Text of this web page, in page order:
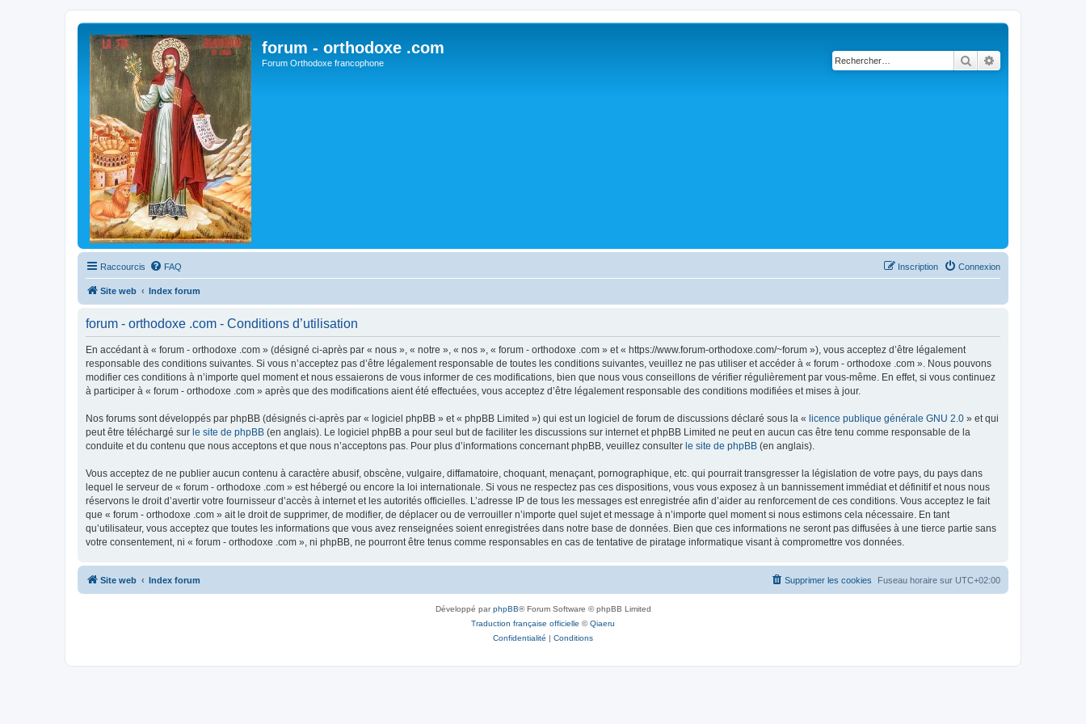
forum - orthodoxe .com
Forum Orthodoxe francophone Rechercher
Raccourcis FAQ Connexion
Inscription
Site web Index forum
forum - orthodoxe .com - Conditions d’utilisation
En accédant à « forum - orthodoxe .com » (désigné ci-après par « nous », « notre », « nos », « forum - orthodoxe .com » et « https://www.forum-orthodoxe.com/~forum »), vous acceptez d’être légalement
responsable des conditions suivantes. Si vous n’acceptez pas d’être légalement responsable de toutes les conditions suivantes, veuillez ne pas utiliser et accéder à « forum - orthodoxe .com ». Nous pouvons
modifier ces conditions à n’importe quel moment et nous essaierons de vous informer de ces modifications, bien que nous vous conseillons de vérifier régulièrement par vous-même. En effet, si vous continuez
à participer à « forum - orthodoxe .com » après que des modifications aient été effectuées, vous acceptez d’être légalement responsable des conditions modifiées et mises à jour.
Nos forums sont développés par phpBB (désignés ci-après par « logiciel phpBB » et « phpBB Limited ») qui est un logiciel de forum de discussions déclaré sous la « licence publique générale GNU 2.0 » et qui
peut être téléchargé sur le site de phpBB (en anglais). Le logiciel phpBB a pour seul but de faciliter les discussions sur internet et phpBB Limited ne peut en aucun cas être tenu comme responsable de la
conduite et du contenu que nous acceptons et que nous n’acceptons pas. Pour plus d’informations concernant phpBB, veuillez consulter le site de phpBB (en anglais).
Vous acceptez de ne publier aucun contenu à caractère abusif, obscène, vulgaire, diffamatoire, choquant, menaçant, pornographique, etc. qui pourrait transgresser la législation de votre pays, du pays dans
lequel le serveur de « forum - orthodoxe .com » est hébergé ou encore la loi internationale. Si vous ne respectez pas ces dispositions, vous vous exposez à un bannissement immédiat et définitif et nous nous
réservons le droit d’avertir votre fournisseur d’accès à internet et les autorités officielles. L’adresse IP de tous les messages est enregistrée afin d’aider au renforcement de ces conditions. Vous acceptez le fait
que « forum - orthodoxe .com » ait le droit de supprimer, de modifier, de déplacer ou de verrouiller n’importe quel sujet et message à n’importe quel moment si nous estimons cela nécessaire. En tant
qu’utilisateur, vous acceptez que toutes les informations que vous avez renseignées soient enregistrées dans notre base de données. Bien que ces informations ne seront pas diffusées à une tierce partie sans
votre consentement, ni « forum - orthodoxe .com », ni phpBB, ne pourront être tenus comme responsables en cas de tentative de piratage informatique visant à compromettre vos données.
Site web Index forum Fuseau horaire sur UTC+02:00
Supprimer les cookies
Développé parphpBB® Forum Software © phpBB Limited
Traduction française officielle ©Qiaeru
Confidentialité | Conditions